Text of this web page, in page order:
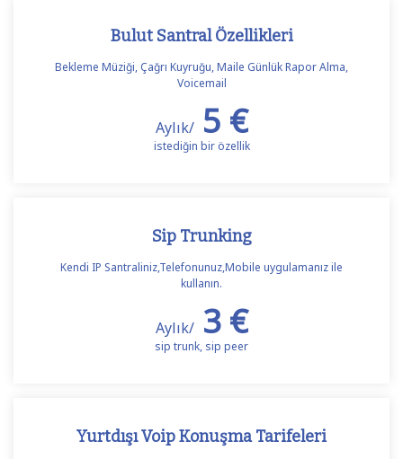
Bulut Santral Özellikleri
Bekleme Müziği, Çağrı Kuyruğu, Maile Günlük Rapor Alma,
Voicemail
Aylık/5 €
istediğin bir özellik
Sip Trunking
Kendi IP Santraliniz,Telefonunuz,Mobile uygulamanız ile
kullanın.
Aylık/3 €
sip trunk, sip peer
Yurtdışı Voip Konuşma Tarifeleri